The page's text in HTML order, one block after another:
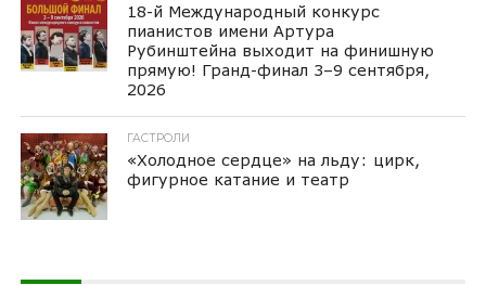
18-й Международный конкурс
пианистов имени Артура
Рубинштейна выходит на финишную
прямую! Гранд-финал 3–9 сентября,
2026
ГАСТРОЛИ
«Холодное сердце» на льду: цирк,
фигурное катание и театр